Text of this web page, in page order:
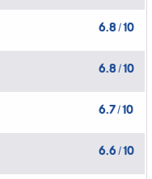
6.8/10
6.8 /10
6.7/10
6.6 /10